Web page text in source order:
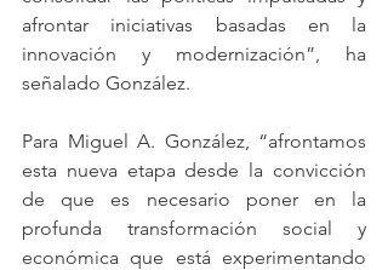
afrontar iniciativas basadas en la
innovación y modernización”, ha
señalado González.
Para Miguel A. González, “afrontamos
esta nueva etapa desde la convicción
de que es necesario poner en la
profunda transformación social y
económica que está experimentando